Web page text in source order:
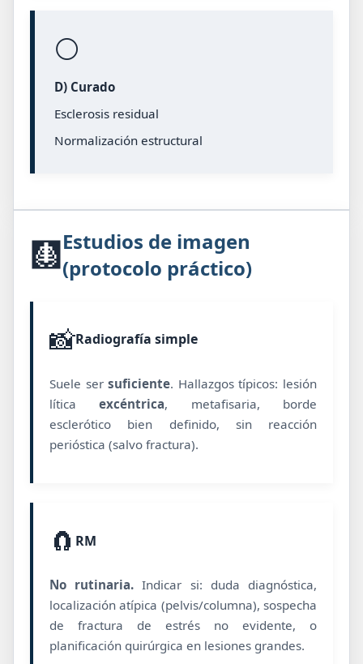
⚪
D) Curado
Esclerosis residual
Normalización estructural
🩻Estudios de imagen
(protocolo práctico)
📸Radiografía simple
Suele sersuficiente. Hallazgos típicos: lesión
líticaexcéntrica, metafisaria, borde
esclerótico bien definido, sin reacción
perióstica (salvo fractura).
🧲 RM
No rutinaria. Indicar si: duda diagnóstica,
localización atípica (pelvis/columna), sospecha
de fractura de estrés no evidente, o
planificación quirúrgica en lesiones grandes.